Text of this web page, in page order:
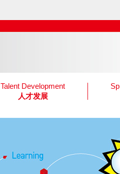
Talent Development
人才发展